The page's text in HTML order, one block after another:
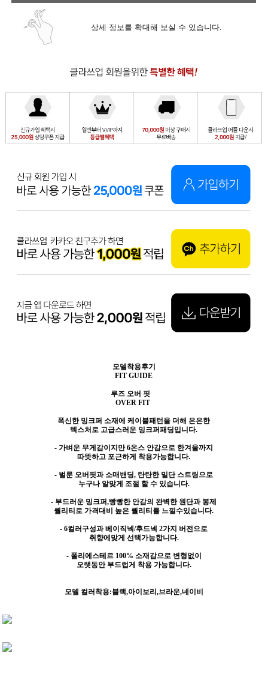
상세 정보를 확대해 보실 수 있습니다.
모델착용후기
FIT GUIDE
루즈 오버 핏
OVER FIT
폭신한 밍크퍼 소재에 케이블패턴을 더해 은은한
텍스처로 고급스러운 밍크퍼패딩입니다.
- 가벼운 무게감이지만 6온스 안감으로 한겨울까지
따뜻하고 포근하게 착용가능합니다.
- 벌룬 오버핏과 소매밴딩, 탄탄한 밑단 스트링으로
누구나 알맞게 조절 할 수 있습니다.
- 부드러운 밍크퍼,빵빵한 안감의 완벽한 원단과 봉제
퀄리티로 가격대비 높은 퀄리티를 느낄수있습니다.
- 6컬러구성과 베이직넥/후드넥 2가지 버전으로
취향에맞게 선택가능합니다.
- 폴리에스테르 100% 소재감으로 변형없이
오랫동안 부드럽게 착용 가능합니다.
모델 컬러착용:블랙,아이보리,브라운,네이비